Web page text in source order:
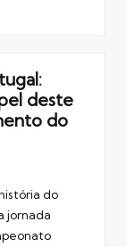
deste
do
do
jornada